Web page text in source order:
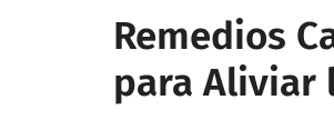
Remedios
para Aliviar